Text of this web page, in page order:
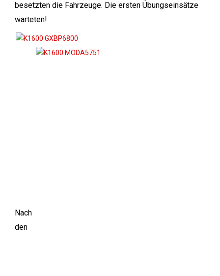
besetzten die Fahrzeuge. Die ersten Übungseinsätze
warteten!
Nach
den